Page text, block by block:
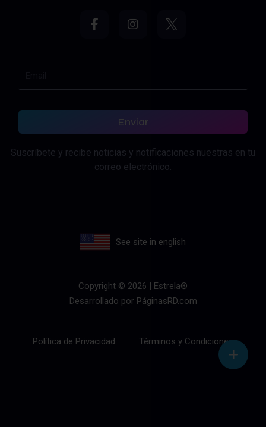
Enviar
Suscríbete y recibe noticias y notificaciones nuestras en tu
correo electrónico.
See site in english
Copyright © 2026 | Estrela®
Desarrollado por PáginasRD.com
Política de Privacidad Términos y Condiciones